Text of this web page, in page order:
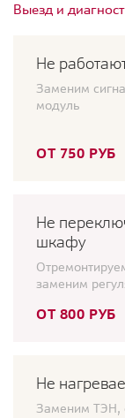
Выезд и
Не
Заменим
модуль
ОТ 750 РУБ
Не
шкафу
заменим
ОТ 800 РУБ
Не
Заменим ТЭН,